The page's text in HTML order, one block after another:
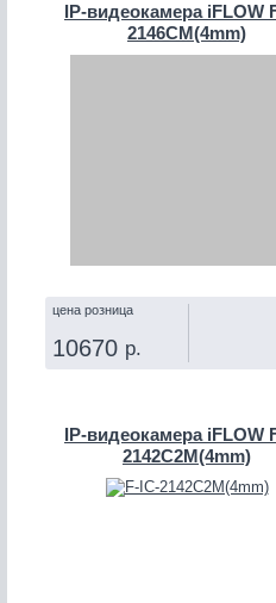
IP‑видеокамера iFLOW
2146CM(4mm)
цена розница
10670 р.
IP‑видеокамера iFLOW
2142C2M(4mm)